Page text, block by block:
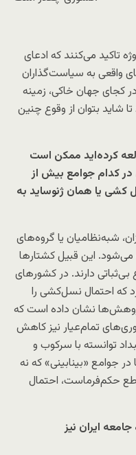
تاکید می‌کنند که ادعای
واقعی به سیاست‌گذاران
کجای جهان خاکی، زمینه
شاید بتوان از وقوع چنین
کرده‌‌اید ممکن است
کدام جوامع بیش از
یا همان ژنوساید به
شبه‌نظامیان یا گروه‌های
این قبیل کشتارها
دارند. در کشورهای
که احتمال نسل‌کشی را
نشان داده است که
تمام‌عیار نیز کاهش
توانسته با سرکوب و
جوامع «بینابینی» که نه
حکم‌فرماست، احتمال
ایران نیز